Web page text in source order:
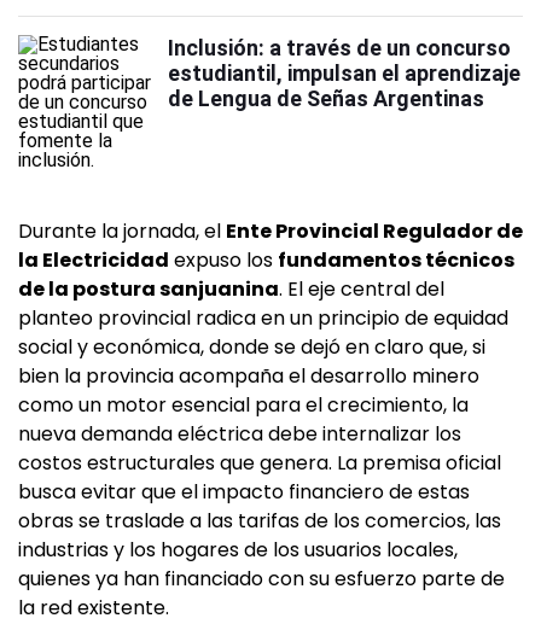
Inclusión: a través de un concurso
estudiantil, impulsan el aprendizaje
de Lengua de Señas Argentinas
Durante la jornada, el Ente Provincial Regulador de
la Electricidad expuso los fundamentos técnicos
de la postura sanjuanina. El eje central del
planteo provincial radica en un principio de equidad
social y económica, donde se dejó en claro que, si
bien la provincia acompaña el desarrollo minero
como un motor esencial para el crecimiento, la
nueva demanda eléctrica debe internalizar los
costos estructurales que genera. La premisa oficial
busca evitar que el impacto financiero de estas
obras se traslade a las tarifas de los comercios, las
industrias y los hogares de los usuarios locales,
quienes ya han financiado con su esfuerzo parte de
la red existente.